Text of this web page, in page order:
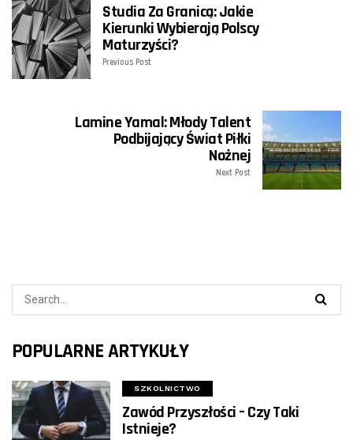
Studia Za Granicą: Jakie
Kierunki Wybierają Polscy
Maturzyści?
Previous Post
Lamine Yamal: Młody Talent
Podbijający Świat Piłki
Nożnej
Next Post
POPULARNE ARTYKUŁY
SZKOLNICTWO
Zawód Przyszłości – Czy Taki
Istnieje?